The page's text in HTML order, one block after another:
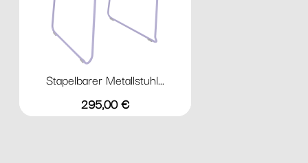
Stapelbarer Metallstuhl...
Preis
295,00 €